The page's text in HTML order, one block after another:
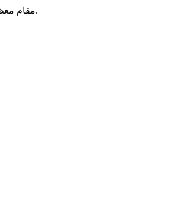
مقام معظم رهبری: در طول تاریخ، رنگ های گوناگون بر سیاست این کشور پهناور سایه افکند؛ اما رنگ ثابت مردم گیلان، رنگ ایمان بود.